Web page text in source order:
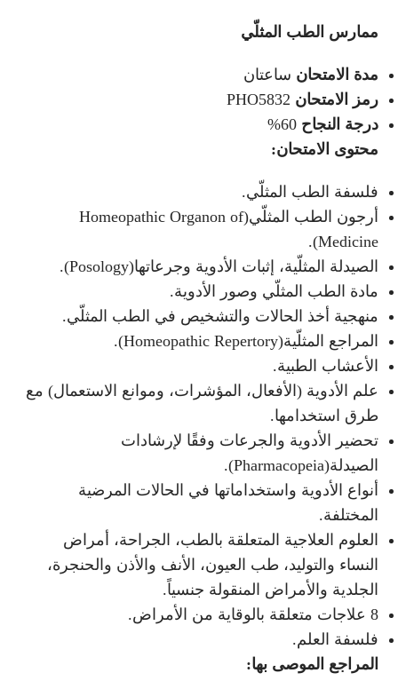
ممارس الطب المثلّي
مدة الامتحان ساعتان
رمز الامتحان PHO5832
درجة النجاح60%
محتوى الامتحان:
فلسفة الطب المثلّي.
أرجون الطب المثلّي(Homeopathic Organon of
Medicine).
الصيدلة المثلّية، إثبات الأدوية وجرعاتها(Posology).
مادة الطب المثلّي وصور الأدوية.
منهجية أخذ الحالات والتشخيص في الطب المثلّي.
المراجع المثلّية(Homeopathic Repertory).
الأعشاب الطبية.
علم الأدوية (الأفعال، المؤشرات، وموانع الاستعمال) مع
طرق استخدامها.
تحضير الأدوية والجرعات وفقًا لإرشادات
الصيدلة(Pharmacopeia).
أنواع الأدوية واستخداماتها في الحالات المرضية
المختلفة.
العلوم العلاجية المتعلقة بالطب، الجراحة، أمراض
النساء والتوليد، طب العيون، الأنف والأذن والحنجرة،
الجلدية والأمراض المنقولة جنسياً.
8 علاجات متعلقة بالوقاية من الأمراض.
فلسفة العلم.
المراجع الموصى بها: